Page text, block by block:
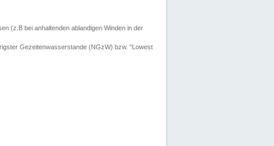
(z.B bei anhaltenden ablandigen Winden in der
Gezeitenwasserstande (NGzW) bzw. "Lowest